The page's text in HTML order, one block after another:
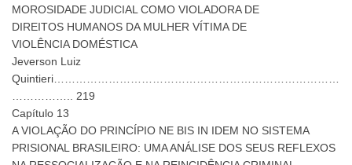
MOROSIDADE JUDICIAL COMO VIOLADORA DE
DIREITOS HUMANOS DA MULHER VÍTIMA DE
VIOLÊNCIA DOMÉSTICA
Jeverson Luiz
Quintieri……………………………………………………………………
…………….. 219
Capítulo 13
A VIOLAÇÃO DO PRINCÍPIO NE BIS IN IDEM NO SISTEMA
PRISIONAL BRASILEIRO: UMA ANÁLISE DOS SEUS REFLEXOS